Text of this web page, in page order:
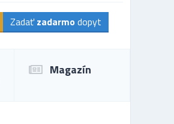
Zadať zadarmo dopyt
Magazín